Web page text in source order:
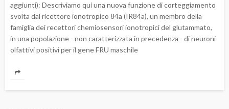
aggiunti): Descriviamo qui una nuova funzione di corteggiamento
svolta dal ricettore ionotropico 84a (IR84a), un membro della
famiglia dei recettori chemiosensori ionotropici del glutammato,
in una popolazione - non caratterizzata in precedenza - di neuroni
olfattivi positivi per il gene FRU maschile